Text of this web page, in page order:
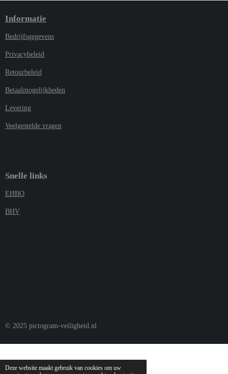
Deze website maakt gebruik van cookies om uw
Informatie
Bedrijfsgegevens
Privacybeleid
Retourbeleid
Betaalmogelijkheden
Levering
Veelgestelde vragen
Snelle links
EHBO
BHV
© 2025 pictogram-veiligheid.nl